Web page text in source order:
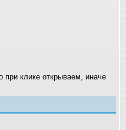
при клике открываем, иначе